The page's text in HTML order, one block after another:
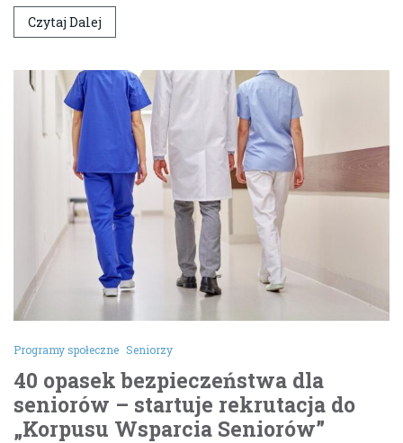
Czytaj Dalej
Programy społeczne Seniorzy
40 opasek bezpieczeństwa dla
seniorów – startuje rekrutacja do
„Korpusu Wsparcia Seniorów”